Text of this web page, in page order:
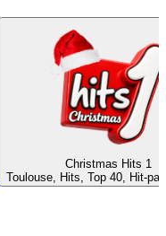
Christmas Hits 1
Toulouse, Hits, Top 40, Hit-